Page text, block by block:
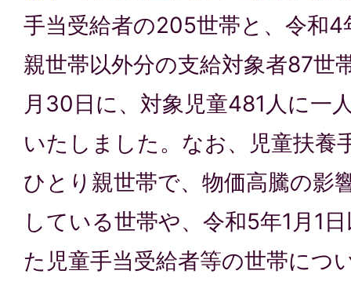
手当受給者の205世帯と、令和
親世帯以外分の支給対象者87世
月30日に、対象児童481人に一
いたしました。なお、児童扶養
ひとり親世帯で、物価高騰の影
している世帯や、令和5年1月1
た児童手当受給者等の世帯につ